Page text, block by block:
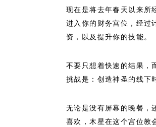
现在是将去年春天以来所
进入你的财务宫位，经过
资，以及提升你的技能。
不要只想着快速的结果，
挑战是：创造神圣的线下
无论是没有屏幕的晚餐，
喜欢，木星在这个宫位